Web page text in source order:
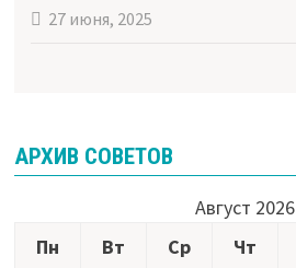
27 июня, 2025
АРХИВ СОВЕТОВ
Август 2026
Пн
Вт Ср Чт